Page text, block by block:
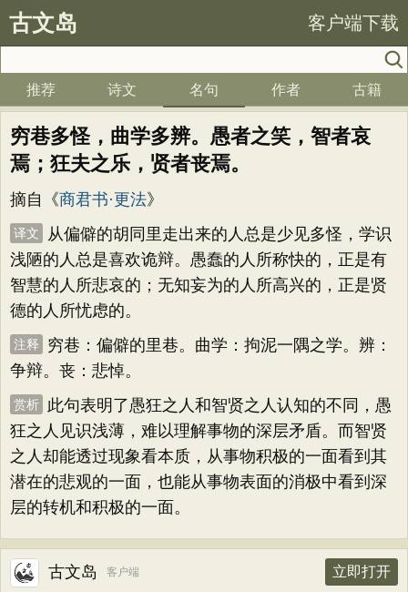
古文岛 客户端下载
推荐 诗文 名句 作者 古籍
穷巷多怪，曲学多辨。愚者之笑，智者哀
焉；狂夫之乐，贤者丧焉。
摘自《商君书·更法》
译文
从偏僻的胡同里走出来的人总是少见多怪，学识
浅陋的人总是喜欢诡辩。愚蠢的人所称快的，正是有
智慧的人所悲哀的；无知妄为的人所高兴的，正是贤
德的人所忧虑的。
注释
穷巷：偏僻的里巷。曲学：拘泥一隅之学。辨：
争辩。丧：悲悼。
赏析
此句表明了愚狂之人和智贤之人认知的不同，愚
狂之人见识浅薄，难以理解事物的深层矛盾。而智贤
之人却能透过现象看本质，从事物积极的一面看到其
潜在的悲观的一面，也能从事物表面的消极中看到深
层的转机和积极的一面。
古文岛 客户端 立即打开